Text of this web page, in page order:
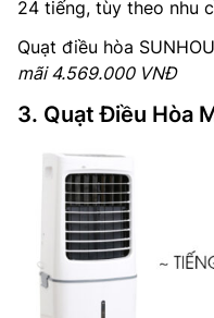
24 tiếng, tùy theo nhu
Quạt điều hòa
mãi 4.569.000 VNĐ
3. Quạt Điều Hòa